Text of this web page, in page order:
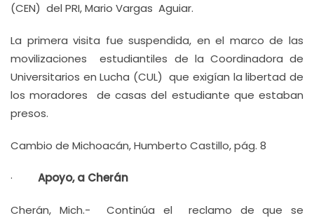
(CEN) del PRI, Mario Vargas Aguiar.
La primera visita fue suspendida, en el marco de las
movilizaciones estudiantiles de la Coordinadora de
Universitarios en Lucha (CUL) que exigían la libertad de
los moradores de casas del estudiante que estaban
presos.
Cambio de Michoacán, Humberto Castillo, pág. 8
· Apoyo, a Cherán
Cherán, Mich.- Continúa el reclamo de que se